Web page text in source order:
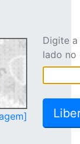
Digite
lado no